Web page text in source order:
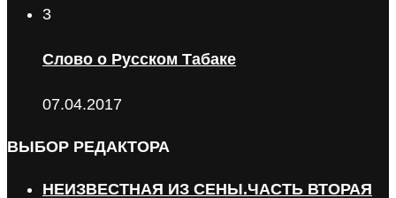
3
Слово о Русском Табаке
07.04.2017
ВЫБОР РЕДАКТОРА
НЕИЗВЕСТНАЯ ИЗ СЕНЫ.ЧАСТЬ ВТОРАЯ